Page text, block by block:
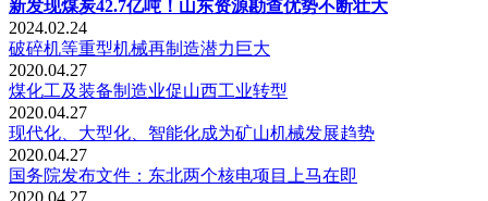
新发现煤炭42.7亿吨！山东资源勘查优势不断壮大
2024.02.24
破碎机等重型机械再制造潜力巨大
2020.04.27
煤化工及装备制造业促山西工业转型
2020.04.27
现代化、大型化、智能化成为矿山机械发展趋势
2020.04.27
国务院发布文件：东北两个核电项目上马在即
2020.04.27